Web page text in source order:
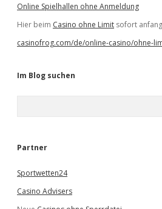
Online Spielhallen ohne Anmeldung
Hier beim Casino ohne Limit sofort
casinofrog.com/de/online-casino/ohne-
Im Blog suchen
e
Partner
Sportwetten24
Casino Advisers